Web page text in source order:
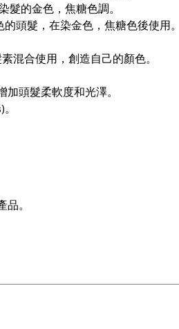
的金色，焦糖色調。
頭髮，在染金色，焦糖色後使用。
混合使用，創造自己的顏色。
頭髮柔軟度和光澤。
。